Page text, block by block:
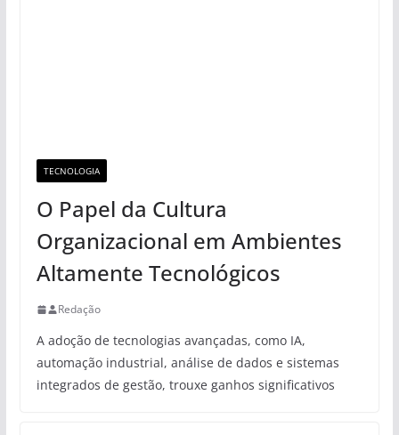
TECNOLOGIA
O Papel da Cultura
Organizacional em Ambientes
Altamente Tecnológicos
Redação
A adoção de tecnologias avançadas, como IA,
automação industrial, análise de dados e sistemas
integrados de gestão, trouxe ganhos significativos